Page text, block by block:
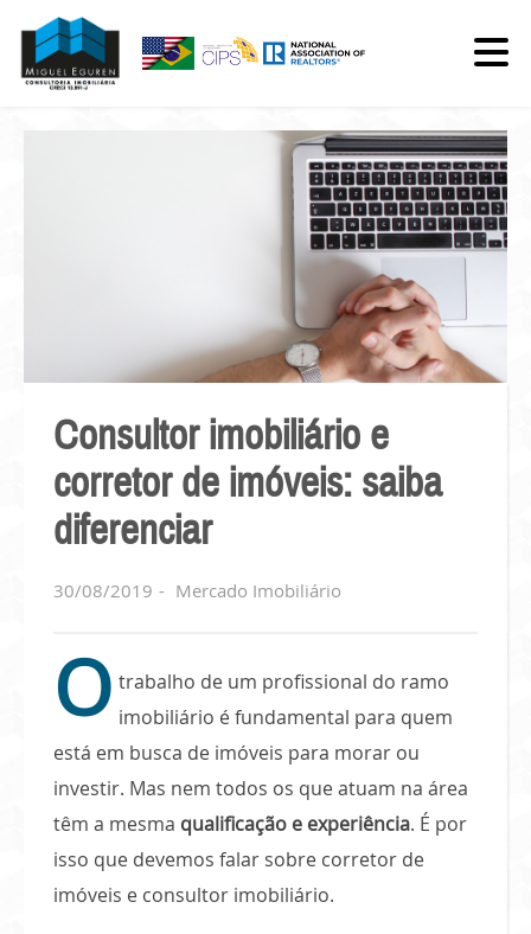
Consultor imobiliário e
corretor de imóveis: saiba
diferenciar
30/08/2019 Mercado Imobiliário
O trabalho de um profissional do ramo
imobiliário é fundamental para quem
está em busca de imóveis para morar ou
investir. Mas nem todos os que atuam na área
têm a mesma qualificação e experiência. É por
isso que devemos falar sobre corretor de
imóveis e consultor imobiliário.